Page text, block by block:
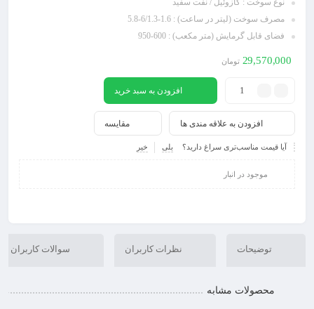
نوع سوخت : گازوئیل / نفت سفید
مصرف سوخت (لیتر در ساعت) : 1.6-6/1.3-5.8
فضای قابل گرمایش (متر مکعب) : 600-950
29,570,000 تومان
افزودن به سبد خرید
مقایسه افزودن به علاقه مندی ها
آیا قیمت مناسب‌تری سراغ دارید؟ بلی خیر
موجود در انبار
توضیحات نظرات کاربران سوالات کاربران
محصولات مشابه